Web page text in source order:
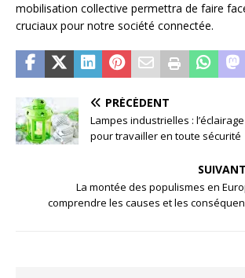
mobilisation collective permettra de faire
cruciaux pour notre société connectée.
PRÉCÉDENT
Lampes industrielles :
pour travailler en toute sécurité
SUIVANT
La montée des populismes en
comprendre les causes et les